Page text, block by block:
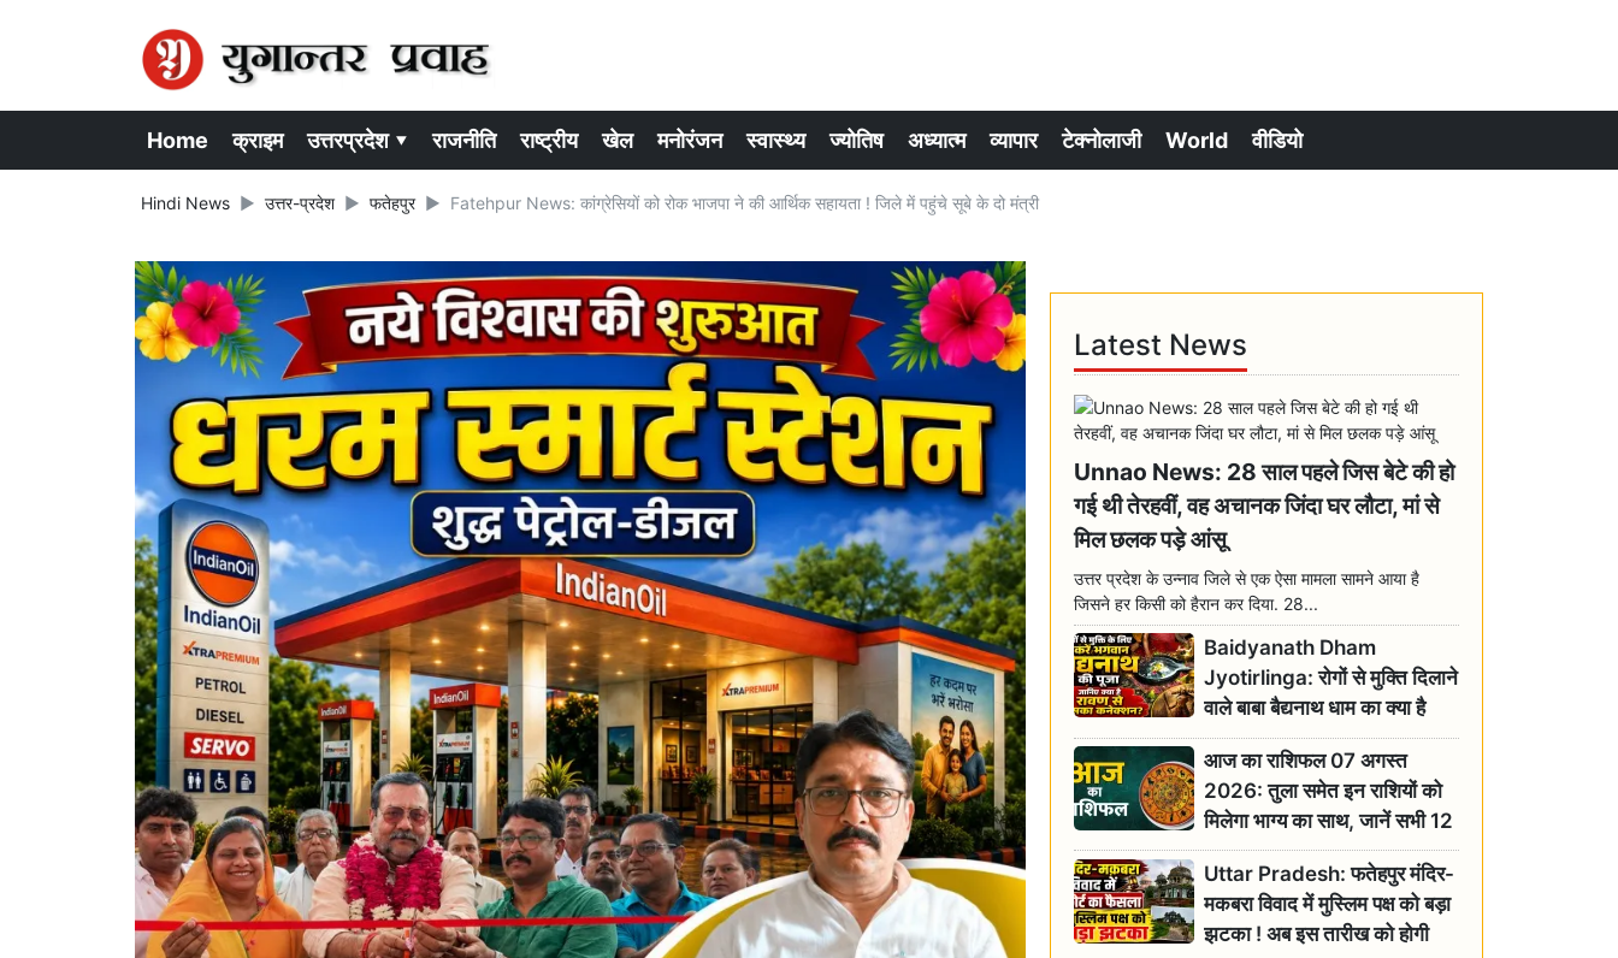
Home क्राइम उत्तरप्रदेश ▾ राजनीति राष्ट्रीय खेल मनोरंजन स्वास्थ्य ज्योतिष अध्यात्म व्यापार टेक्नोलाजी World वीडियो
Hindi News उत्तर-प्रदेश फतेहपुर Fatehpur News: कांग्रेसियों को रोक भाजपा ने की आर्थिक सहायता ! जिले में पहुंचे सूबे के दो मंत्री
Latest News
Unnao News: 28 साल पहले जिस बेटे की हो
गई थी तेरहवीं, वह अचानक जिंदा घर लौटा, मां से
मिल छलक पड़े आंसू
उत्तर प्रदेश के उन्नाव जिले से एक ऐसा मामला सामने आया है
जिसने हर किसी को हैरान कर दिया. 28...
Baidyanath Dham
Jyotirlinga: रोगों से मुक्ति दिलाने
वाले बाबा बैद्यनाथ धाम का क्या है
रावण से संबंध? जानिए ज्योतिर्लिंग की
महिमा
आज का राशिफल 07 अगस्त
2026: तुला समेत इन राशियों को
मिलेगा भाग्य का साथ, जानें सभी 12
राशियों का दैनिक भाग्यफल
Uttar Pradesh: फतेहपुर मंदिर-
मकबरा विवाद में मुस्लिम पक्ष को बड़ा
झटका ! अब इस तारीख को होगी